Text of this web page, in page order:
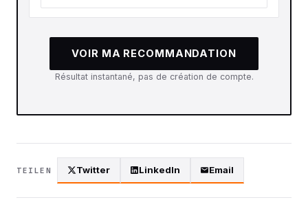
VOIR MA RECOMMANDATION
Résultat instantané, pas de création de compte.
TEILEN Twitter LinkedIn Email